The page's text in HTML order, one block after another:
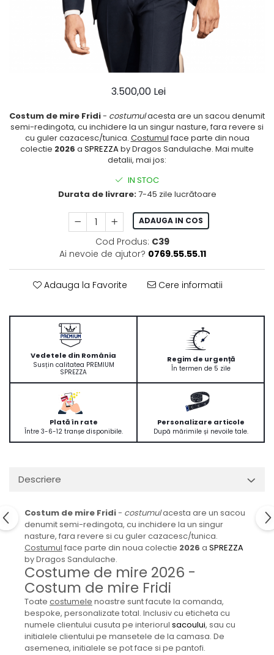
3.500,00 Lei
Costum de mire Fridi- costumulacesta are un sacou denumit
semi-redingota, cu inchidere la un singur nasture, fara revere si
cu guler cazacesc/tunica. Costumul face parte din noua
colectie 2026 a SPREZZAby Dragos Sandulache. Mai multe
detalii, mai jos:
IN STOC
Durata de livrare:7-45 zile lucrătoare
ADAUGA IN COS
Cod Produs: C39
Ai nevoie de ajutor? 0769.55.55.11
Adauga la Favorite Cere informatii
Vedetele din România
Susțin calitatea PREMIUM
SPREZZA
Regim de urgență
În termen de 5 zile
Plată în rate
Între 3-6-12 tranșe disponibile.
Personalizare articole
După mărimile și nevoile tale.
Descriere
Costum de mire Fridi- costumulacesta are un sacou
denumit semi-redingota, cu inchidere la un singur
nasture, fara revere si cu guler cazacesc/tunica.
Costumul face parte din noua colectie 2026 a SPREZZA
by Dragos Sandulache.
Costume de mire 2026 -
Costum de mire Fridi
Toate costumele noastre sunt facute la comanda,
bespoke, personalizate total. Inclusiv cu eticheta cu
numele clientului cusuta pe interiorul sacoului, sau cu
initialele clientului pe mansetele de la camasa. De
asemenea, initialele se pot face si pe pantofi.